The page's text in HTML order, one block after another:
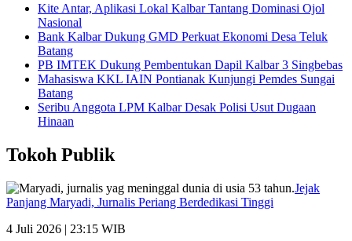
Kite Antar, Aplikasi Lokal Kalbar Tantang Dominasi Ojol
Nasional
Bank Kalbar Dukung GMD Perkuat Ekonomi Desa Teluk
Batang
PB IMTEK Dukung Pembentukan Dapil Kalbar 3 Singbebas
Mahasiswa KKL IAIN Pontianak Kunjungi Pemdes Sungai
Batang
Seribu Anggota LPM Kalbar Desak Polisi Usut Dugaan
Hinaan
Tokoh Publik
Jejak
Panjang Maryadi, Jurnalis Periang Berdedikasi Tinggi
4 Juli 2026 | 23:15 WIB